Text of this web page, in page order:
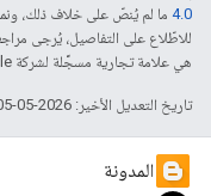
4.0‏ ما لم يُنصّ على خلاف ذلك،
للاطّلاع على التفاصيل، يُرجى
هي علامة تجارية مسجَّلة لشركة Oracle و/أو شركائها التابعين.
تاريخ التعديل الأخير: 2026-05-05 (حسب التوقيت العالمي المتفَّق عليه)
المدونة